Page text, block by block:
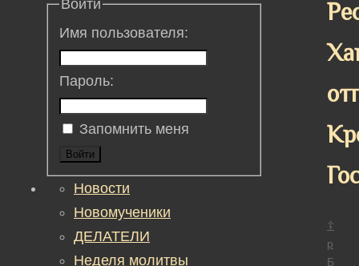
☦
р
Б
Войти
Имя пользователя:
Пароль:
Запомнить меня
Войти
Новости
Новомученики
ДЕЛАТЕЛИ
Неделя молитвы